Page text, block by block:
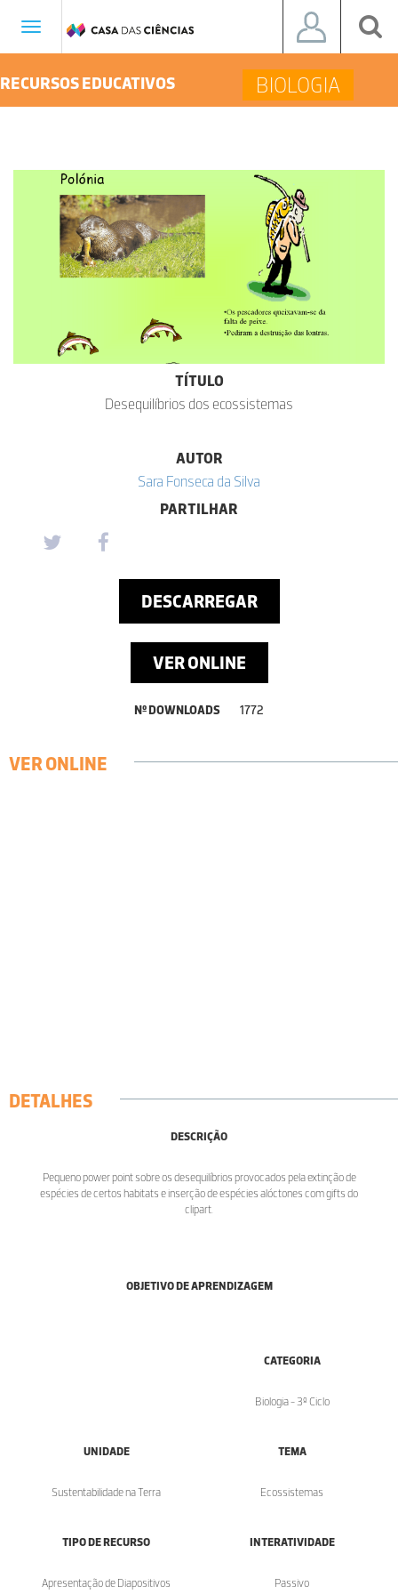
Toggle
RECURSOS EDUCATIVOS BIOLOGIA
TÍTULO
Desequilíbrios dos ecossistemas
AUTOR
Sara Fonseca da Silva
PARTILHAR
DESCARREGAR
VER ONLINE
Nº DOWNLOADS 1772
VER ONLINE
DETALHES
DESCRIÇÃO
Pequeno power point sobre os desequilíbrios provocados pela extinção de
espécies de certos habitats e inserção de espécies alóctones com gifts do
clipart.
OBJETIVO DE APRENDIZAGEM
CATEGORIA
Biologia - 3º Ciclo
UNIDADE
Sustentabilidade na Terra
TEMA
Ecossistemas
TIPO DE RECURSO
Apresentação de Diapositivos
INTERATIVIDADE
Passivo